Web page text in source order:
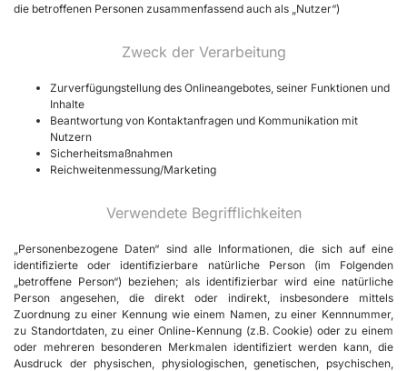
die betroffenen Personen zusammenfassend auch als „Nutzer“)
Zweck der Verarbeitung
Zurverfügungstellung des Onlineangebotes, seiner Funktionen und
Inhalte
Beantwortung von Kontaktanfragen und Kommunikation mit
Nutzern
Sicherheitsmaßnahmen
Reichweitenmessung/Marketing
Verwendete Begrifflichkeiten
„Personenbezogene Daten“ sind alle Informationen, die sich auf eine
identifizierte oder identifizierbare natürliche Person (im Folgenden
„betroffene Person“) beziehen; als identifizierbar wird eine natürliche
Person angesehen, die direkt oder indirekt, insbesondere mittels
Zuordnung zu einer Kennung wie einem Namen, zu einer Kennnummer,
zu Standortdaten, zu einer Online-Kennung (z.B. Cookie) oder zu einem
oder mehreren besonderen Merkmalen identifiziert werden kann, die
Ausdruck der physischen, physiologischen, genetischen, psychischen,